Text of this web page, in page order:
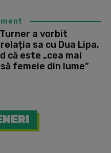
a vorbit
sa cu Dua Lipa,
că este „cea mai
femeie din lume”